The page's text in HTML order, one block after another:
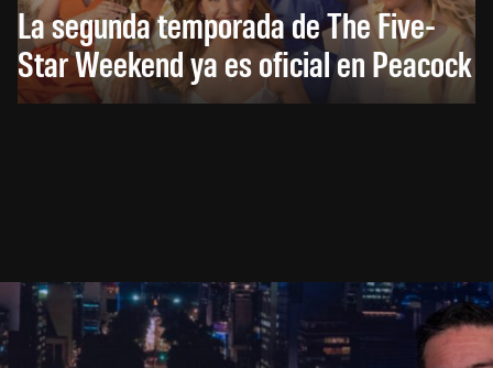
La segunda temporada de The Five-
Star Weekend ya es oficial en Peacock